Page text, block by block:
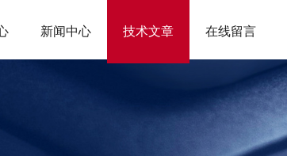
新闻中心 技术文章 在线留言